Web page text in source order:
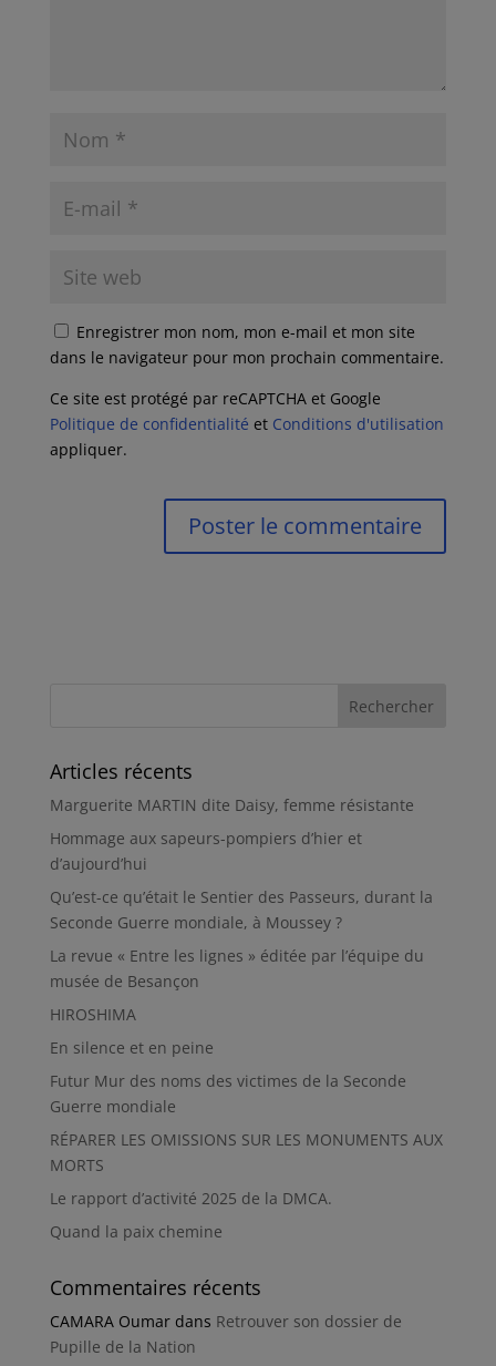
Enregistrer mon nom, mon e-mail et mon site
dans le navigateur pour mon prochain commentaire.
Ce site est protégé par reCAPTCHA et Google
Politique de confidentialité et Conditions d'utilisation
appliquer.
Articles récents
Marguerite MARTIN dite Daisy, femme résistante
Hommage aux sapeurs-pompiers d’hier et
d’aujourd’hui
Qu’est-ce qu’était le Sentier des Passeurs, durant la
Seconde Guerre mondiale, à Moussey ?
La revue « Entre les lignes » éditée par l’équipe du
musée de Besançon
HIROSHIMA
En silence et en peine
Futur Mur des noms des victimes de la Seconde
Guerre mondiale
RÉPARER LES OMISSIONS SUR LES MONUMENTS AUX
MORTS
Le rapport d’activité 2025 de la DMCA.
Quand la paix chemine
Commentaires récents
CAMARA Oumardans Retrouver son dossier de
Pupille de la Nation